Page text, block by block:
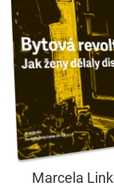
Marcela